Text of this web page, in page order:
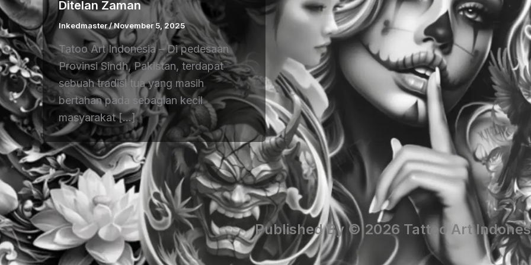
Ditelan Zaman
Inkedmaster/November 5, 2025
Tatoo Art Indonesia – Di pedesaan
Provinsi Sindh, Pakistan, terdapat
sebuah tradisi tua yang masih
bertahan pada sebagian kecil
masyarakat […]
Published By © 2026 Tattoo Art